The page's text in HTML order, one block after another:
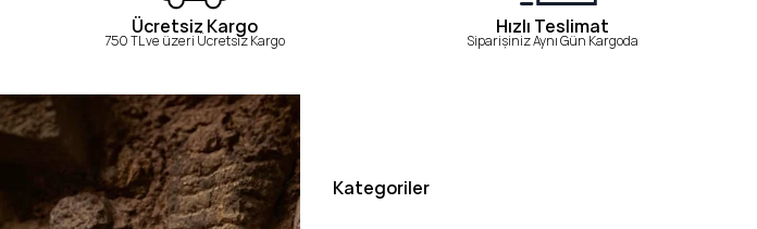
Ücretsiz Kargo
750 TL ve üzeri Ücretsiz Kargo
Hızlı Teslimat
Siparişiniz Aynı Gün Kargoda
Kategoriler